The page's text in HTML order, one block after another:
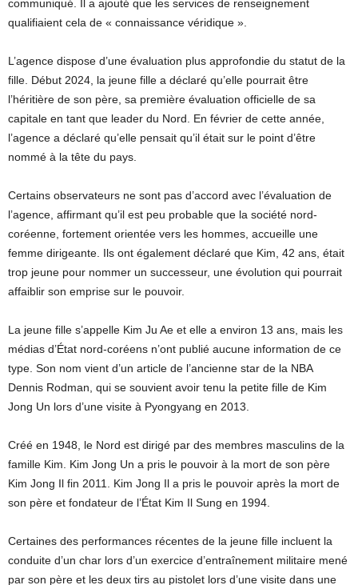
communiqué. Il a ajouté que les services de renseignement
qualifiaient cela de « connaissance véridique ».
L’agence dispose d’une évaluation plus approfondie du statut de la
fille. Début 2024, la jeune fille a déclaré qu’elle pourrait être
l’héritière de son père, sa première évaluation officielle de sa
capitale en tant que leader du Nord. En février de cette année,
l’agence a déclaré qu’elle pensait qu’il était sur le point d’être
nommé à la tête du pays.
Certains observateurs ne sont pas d’accord avec l’évaluation de
l’agence, affirmant qu’il est peu probable que la société nord-
coréenne, fortement orientée vers les hommes, accueille une
femme dirigeante. Ils ont également déclaré que Kim, 42 ans, était
trop jeune pour nommer un successeur, une évolution qui pourrait
affaiblir son emprise sur le pouvoir.
La jeune fille s’appelle Kim Ju Ae et elle a environ 13 ans, mais les
médias d’État nord-coréens n’ont publié aucune information de ce
type. Son nom vient d’un article de l’ancienne star de la NBA
Dennis Rodman, qui se souvient avoir tenu la petite fille de Kim
Jong Un lors d’une visite à Pyongyang en 2013.
Créé en 1948, le Nord est dirigé par des membres masculins de la
famille Kim. Kim Jong Un a pris le pouvoir à la mort de son père
Kim Jong Il fin 2011. Kim Jong Il a pris le pouvoir après la mort de
son père et fondateur de l’État Kim Il Sung en 1994.
Certaines des performances récentes de la jeune fille incluent la
conduite d’un char lors d’un exercice d’entraînement militaire mené
par son père et les deux tirs au pistolet lors d’une visite dans une